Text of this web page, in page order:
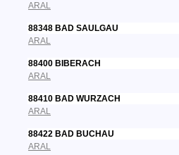
ARAL
88348 BAD SAULGAU
ARAL
88400 BIBERACH
ARAL
88410 BAD WURZACH
ARAL
88422 BAD BUCHAU
ARAL